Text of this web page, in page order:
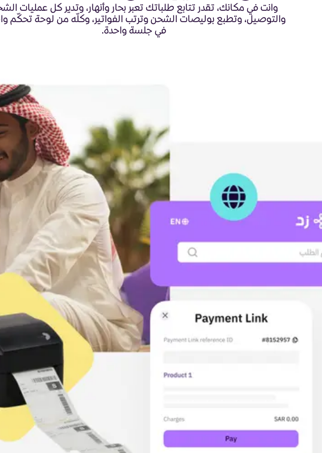
وانت في مكانك، تقدر تتابع طلباتك تعبر بحار وأنهار، وتدير كل عمليات
والتوصيل، وتطبع بوليصات الشحن وترتب الفواتير، وكلّه من لوحة تحكّم
في جلسة واحدة.